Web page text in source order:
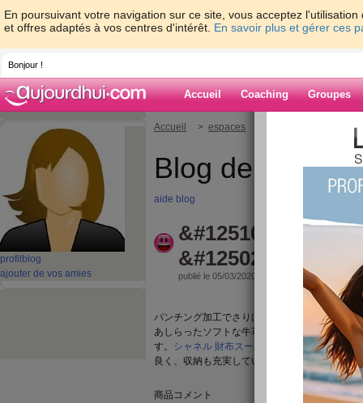
En poursuivant votre navigation sur ce site, vous acceptez
et offres adaptés à vos centres d'intérêt. En savoir plus et gérer ces
Bonjour !
Accueil Coaching Groupes
profil blog
ajouter de vos amies
Accueil > espaces > マ
Blog de
aide blog
publié le 05/03/2020 à 08:32
パンチング加工でさりげなく表現されたブラ
あしらったソフトな牛革を採用しているので
す。 シャネル 財布スーパーコピー通販また、内
良く、収納も充実しています。
商品コメント